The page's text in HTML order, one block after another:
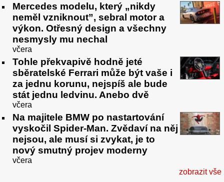
Mercedes modelu, který „nikdy
neměl vzniknout”, sebral motor a
výkon. Otřesný design a všechny
nesmysly mu nechal
včera
Tohle překvapivě hodně jeté
sběratelské Ferrari může být vaše i
za jednu korunu, nejspíš ale bude
stát jednu ledvinu. Anebo dvě
včera
Na majitele BMW po nastartování
vyskočil Spider-Man. Zvědaví na něj
nejsou, ale musí si zvykat, je to
nový smutný projev moderny
včera
zobrazit vše